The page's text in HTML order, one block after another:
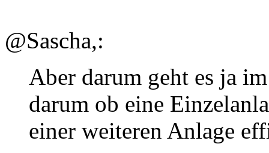
@Sascha,:
Aber darum geht es ja
darum ob eine
einer weiteren Anlage